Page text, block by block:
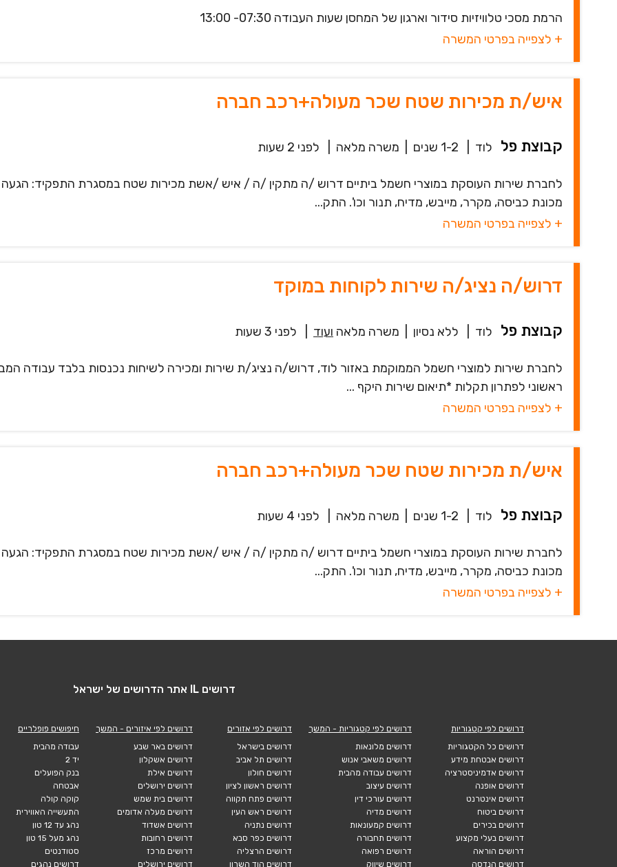
הרמת מסכי טלוויזיות סידור וארגון של המחסן שעות העבודה 07:30- 13:00
+ לצפייה בפרטי המשרה
איש/ת מכירות שטח שכר מעולה+רכב חברה
קבוצת פל לוד 1-2 שנים משרה מלאה לפני 2 שעות
לחברת שירות העוסקת במוצרי חשמל ביתיים דרוש /ה מתקין /ה / איש /אשת מכירות שטח במסגרת התפקיד:
מכונת כביסה, מקרר, מייבש, מדיח, תנור וכו'. התק...
+ לצפייה בפרטי המשרה
דרוש/ה נציג/ה שירות לקוחות במוקד
קבוצת פל לוד ללא נסיון משרה מלאה ועוד לפני 3 שעות
לחברת שירות למוצרי חשמל הממוקמת באזור לוד, דרוש/ה נציג/ת שירות ומכירה לשיחות נכנסות בלבד עבודה
ראשוני לפתרון תקלות *תיאום שירות היקף ...
+ לצפייה בפרטי המשרה
איש/ת מכירות שטח שכר מעולה+רכב חברה
קבוצת פל לוד 1-2 שנים משרה מלאה לפני 4 שעות
לחברת שירות העוסקת במוצרי חשמל ביתיים דרוש /ה מתקין /ה / איש /אשת מכירות שטח במסגרת התפקיד:
מכונת כביסה, מקרר, מייבש, מדיח, תנור וכו'. התק...
+ לצפייה בפרטי המשרה
דרושים IL אתר הדרושים של ישראל
דרושים לפי קטגוריות
דרושים כל הקטגוריות
דרושים אבטחת מידע
דרושים אדמיניסטרציה
דרושים אופנה
דרושים אינטרנט
דרושים ביטוח
דרושים בכירים
דרושים בעלי מקצוע
דרושים הוראה
דרושים הנדסה
דרושים לפי קטגוריות - המשך
דרושים מלונאות
דרושים משאבי אנוש
דרושים עבודה מהבית
דרושים עיצוב
דרושים עורכי דין
דרושים מדיה
דרושים קמעונאות
דרושים תחבורה
דרושים רפואה
דרושים שיווק
דרושים לפי אזורים
דרושים בישראל
דרושים תל אביב
דרושים חולון
דרושים ראשון לציון
דרושים פתח תקווה
דרושים ראש העין
דרושים נתניה
דרושים כפר סבא
דרושים הרצליה
דרושים הוד השרון
דרושים לפי איזורים - המשך
דרושים באר שבע
דרושים אשקלון
דרושים אילת
דרושים ירושלים
דרושים בית שמש
דרושים מעלה אדומים
דרושים אשדוד
דרושים רחובות
דרושים מרכז
דרושים ירושלים
חיפושים פופלריים
עבודה מהבית
יד 2
בנק הפועלים
אבטחה
קוקה קולה
התעשייה האווירית
נהג עד 12 טון
נהג מעל 15 טון
סטודנטים
דרושים נהגים